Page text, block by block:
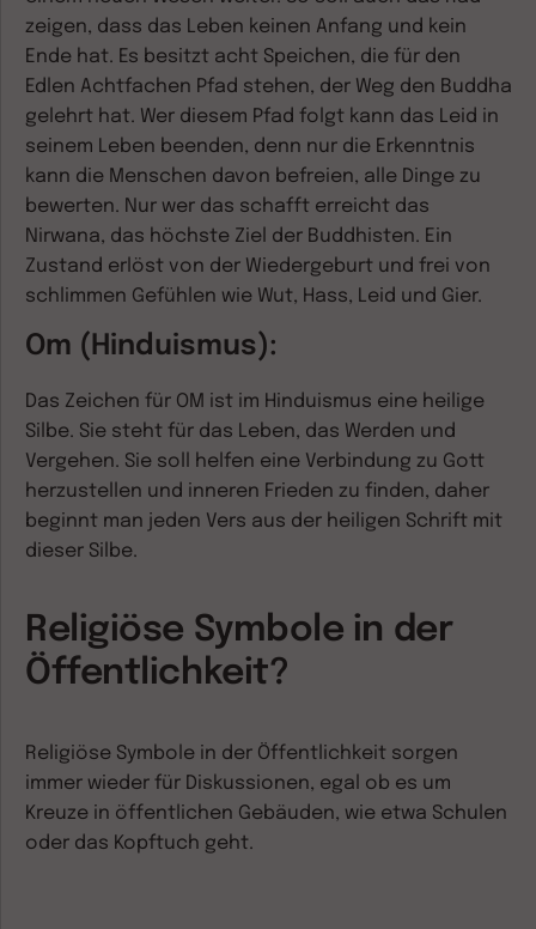
zeigen, dass das Leben keinen Anfang und kein
Ende hat. Es besitzt acht Speichen, die für den
Edlen Achtfachen Pfad stehen, der Weg den Buddha
gelehrt hat. Wer diesem Pfad folgt kann das Leid in
seinem Leben beenden, denn nur die Erkenntnis
kann die Menschen davon befreien, alle Dinge zu
bewerten. Nur wer das schafft erreicht das
Nirwana, das höchste Ziel der Buddhisten. Ein
Zustand erlöst von der Wiedergeburt und frei von
schlimmen Gefühlen wie Wut, Hass, Leid und Gier.
Om (Hinduismus):
Das Zeichen für OM ist im Hinduismus eine heilige
Silbe. Sie steht für das Leben, das Werden und
Vergehen. Sie soll helfen eine Verbindung zu Gott
herzustellen und inneren Frieden zu finden, daher
beginnt man jeden Vers aus der heiligen Schrift mit
dieser Silbe.
Religiöse Symbole in der
Öffentlichkeit?
Religiöse Symbole in der Öffentlichkeit sorgen
immer wieder für Diskussionen, egal ob es um
Kreuze in öffentlichen Gebäuden, wie etwa Schulen
oder das Kopftuch geht.